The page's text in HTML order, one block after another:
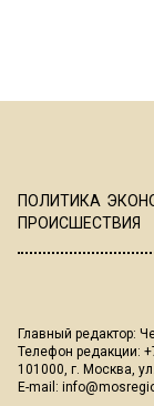
ПОЛИТИКА
ПРОИСШЕСТВИЯ
Главный редактор:
Телефон редакции:
101000, г. Москва,
E-mail: